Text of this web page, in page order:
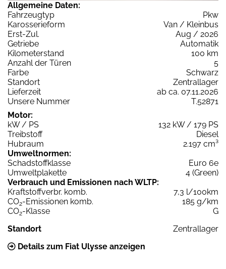
Allgemeine Daten:
Fahrzeugtyp
Pkw
Karosserieform
Van / Kleinbus
Erst-Zul.
Aug / 2026
Getriebe
Automatik
Kilometerstand
100 km
Anzahl der Türen
5
Farbe
Schwarz
Standort
Zentrallager
Lieferzeit
ab ca. 07.11.2026
Unsere Nummer
T.52871
Motor:
kW / PS
132 kW / 179 PS
Treibstoff
Diesel
Hubraum
2.197 cm³
Umweltnormen:
Schadstoffklasse
Euro 6e
Umweltplakette
4 (Green)
Verbrauch und Emissionen nach WLTP:
Kraftstoffverbr. komb.
7,3 l/100km
CO2-Emissionen komb.
185 g/km
CO2-Klasse
G
Standort
Zentrallager
Details zum Fiat Ulysse anzeigen